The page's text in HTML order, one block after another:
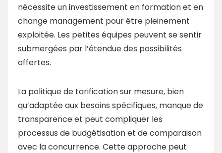
nécessite un investissement en formation et en
change management pour être pleinement
exploitée. Les petites équipes peuvent se sentir
submergées par l’étendue des possibilités
offertes.
La politique de tarification sur mesure, bien
qu’adaptée aux besoins spécifiques, manque de
transparence et peut compliquer les
processus de budgétisation et de comparaison
avec la concurrence. Cette approche peut